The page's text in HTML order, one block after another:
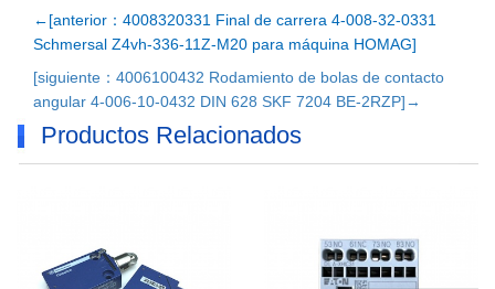
←[anterior：4008320331 Final de carrera 4-008-32-0331
Schmersal Z4vh-336-11Z-M20 para máquina HOMAG]
[siguiente：4006100432 Rodamiento de bolas de contacto
angular 4-006-10-0432 DIN 628 SKF 7204 BE-2RZP]→
Productos Relacionados